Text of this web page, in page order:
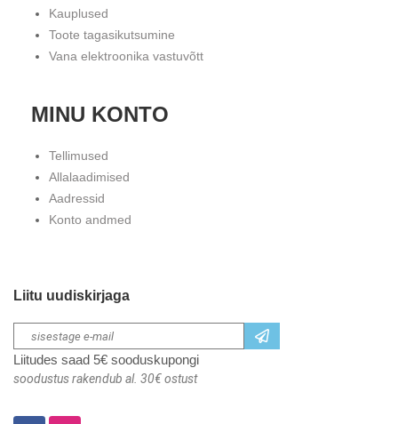
Kauplused
Toote tagasikutsumine
Vana elektroonika vastuvõtt
MINU KONTO
Tellimused
Allalaadimised
Aadressid
Konto andmed
Liitu uudiskirjaga
Liitudes saad 5€ sooduskupongi
soodustus rakendub al. 30€ ostust